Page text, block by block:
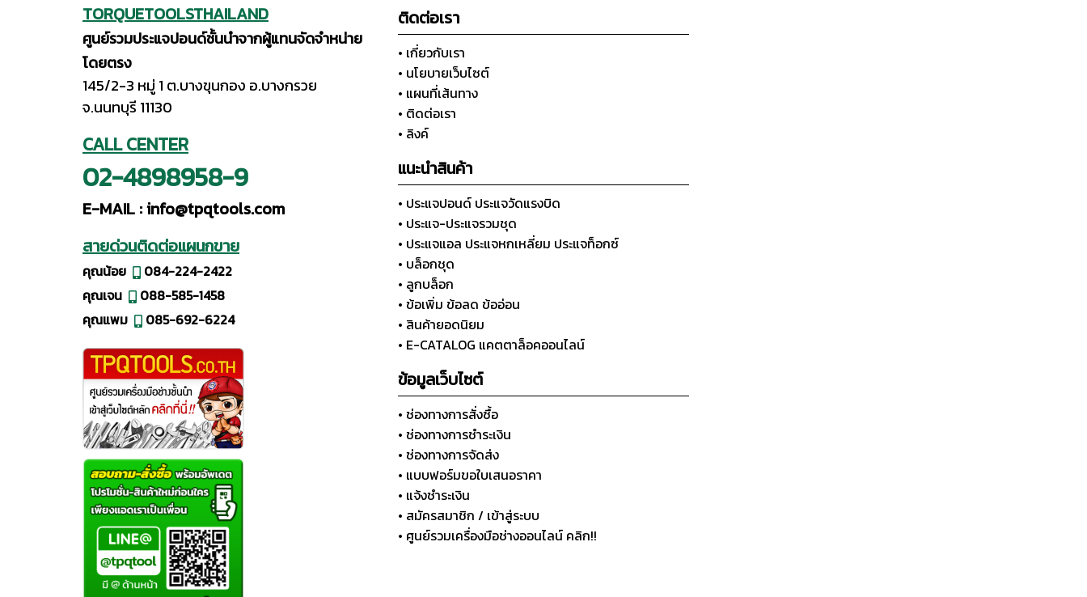
TORQUETOOLSTHAILAND
ศูนย์รวมประแจปอนด์ชั้นนำจากผู้แทนจัดจำหน่าย
โดยตรง
145/2-3 หมู่ 1 ต.บางขุนกอง อ.บางกรวย
จ.นนทบุรี 11130
CALL CENTER
02-4898958-9
E-MAIL :info@tpqtools.com
สายด่วนติดต่อแผนกขาย
คุณน้อย
084-224-2422
คุณเจน
088-585-1458
คุณแพม
085-692-6224
ติดต่อเรา
• เกี่ยวกับเรา
• นโยบายเว็บไซต์
• แผนที่เส้นทาง
• ติดต่อเรา
• ลิงค์
แนะนำสินค้า
• ประแจปอนด์ ประแจวัดแรงบิด
• ประแจ-ประแจรวมชุด
• ประแจแอล ประแจหกเหลี่ยม ประแจท็อกซ์
• บล็อกชุด
• ลูกบล็อก
• ข้อเพิ่ม ข้อลด ข้ออ่อน
• สินค้ายอดนิยม
• E-CATALOG แคตตาล็อคออนไลน์
ข้อมูลเว็บไซต์
• ช่องทางการสั่งซื้อ
• ช่องทางการชำระเงิน
• ช่องทางการจัดส่ง
• แบบฟอร์มขอใบเสนอราคา
• แจ้งชำระเงิน
• สมัครสมาชิก / เข้าสู่ระบบ
• ศูนย์รวมเครื่องมือช่างออนไลน์ คลิก!!